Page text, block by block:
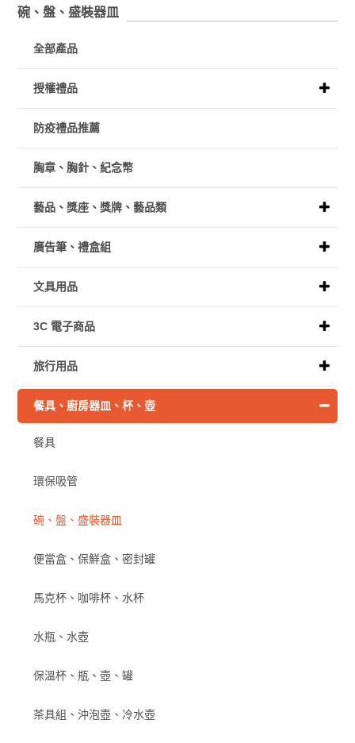
碗、盤、盛裝器皿
全部產品
授權禮品
防疫禮品推薦
胸章、胸針、紀念幣
藝品、獎座、獎牌、藝品類
廣告筆、禮盒組
文具用品
3C 電子商品
旅行用品
餐具、廚房器皿、杯、壺
餐具
環保吸管
碗、盤、盛裝器皿
便當盒、保鮮盒、密封罐
馬克杯、咖啡杯、水杯
水瓶、水壺
保溫杯、瓶、壺、罐
茶具組、沖泡壺、冷水壺